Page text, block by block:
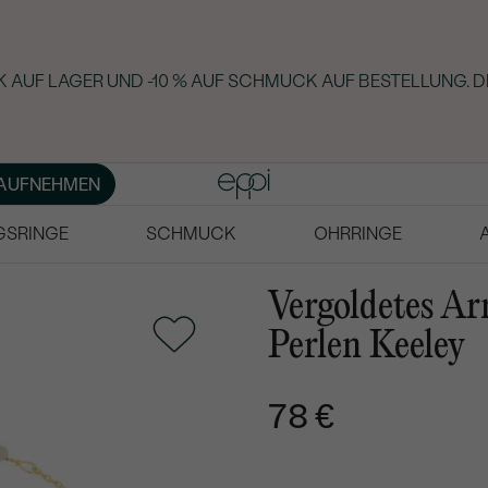
LAGER UND -10 % AUF SCHMUCK AUF BESTELLUNG.
SCHMUCK OHRRINGE
Vergoldetes
Perlen Keeley
78 €